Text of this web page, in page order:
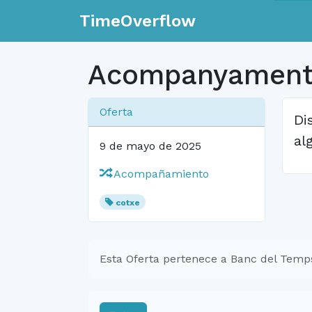
TimeOverflow
Oferta
9 de mayo de 2025
Acompañamiento
cotxe
Esta Oferta pertenece a Banc del